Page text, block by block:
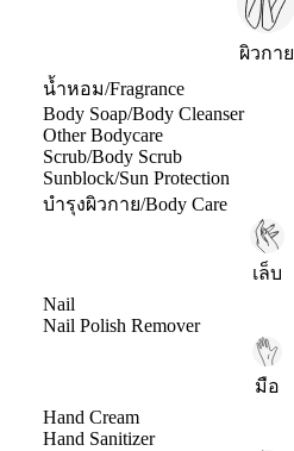
ผิวกาย
น้ำหอม/Fragrance
Body Soap/Body Cleanser
Other Bodycare
Scrub/Body Scrub
Sunblock/Sun Protection
บำรุงผิวกาย/Body Care
เล็บ
Nail
Nail Polish Remover
มือ
Hand Cream
Hand Sanitizer